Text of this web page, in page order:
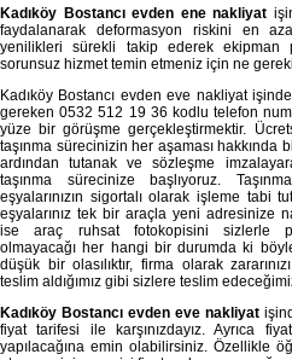
Kadıköy Bostancı evden ene nakliyat
faydalanarak deformasyon riskini en
yenilikleri sürekli takip ederek ekipman
sorunsuz hizmet temin etmeniz için ne
Kadıköy Bostancı evden eve nakliyat
gereken 0532 512 19 36 kodlu telefon
yüze bir görüşme gerçekleştirmektir.
taşınma sürecinizin her aşaması hakkında
ardından tutanak ve sözleşme
taşınma sürecinize başlıyoruz.
eşyalarınızın sigortalı olarak işleme tabi
eşyalarınız tek bir araçla yeni adresinize
ise araç ruhsat fotokopisini sizlerle
olmayacağı her hangi bir durumda ki
düşük bir olasılıktır, firma olarak
teslim aldığımız gibi sizlere teslim
Kadıköy Bostancı evden eve nakliyat
fiyat tarifesi ile karşınızdayız. Ayrıca
yapılacağına emin olabilirsiniz. Özellikle